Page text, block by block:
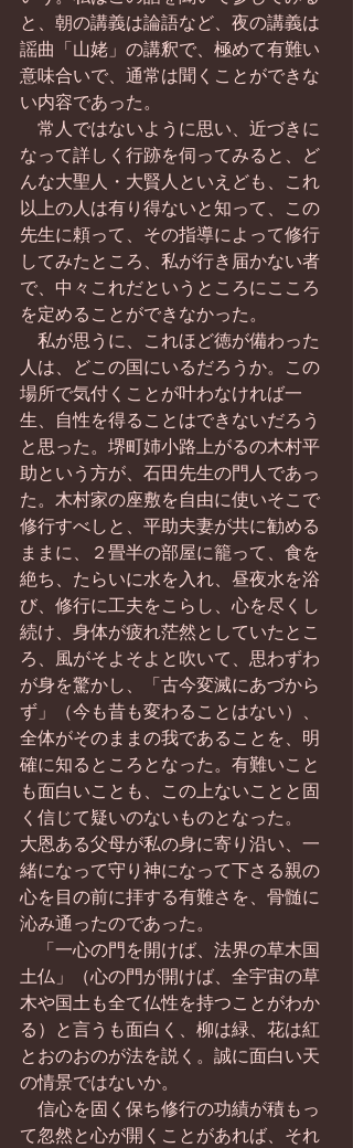
と、朝の講義は論語など、夜の講義は
謡曲「山姥」の講釈で、極めて有難い
意味合いで、通常は聞くことができな
い内容であった。
常人ではないように思い、近づきに
なって詳しく行跡を伺ってみると、ど
んな大聖人・大賢人といえども、これ
以上の人は有り得ないと知って、この
先生に頼って、その指導によって修行
してみたところ、私が行き届かない者
で、中々これだというところにこころ
を定めることができなかった。
私が思うに、これほど徳が備わった
人は、どこの国にいるだろうか。この
場所で気付くことが叶わなければ一
生、自性を得ることはできないだろう
と思った。堺町姉小路上がるの木村平
助という方が、石田先生の門人であっ
た。木村家の座敷を自由に使いそこで
修行すべしと、平助夫妻が共に勧める
ままに、２畳半の部屋に籠って、食を
絶ち、たらいに水を入れ、昼夜水を浴
び、修行に工夫をこらし、心を尽くし
続け、身体が疲れ茫然としていたとこ
ろ、風がそよそよと吹いて、思わずわ
が身を驚かし、「古今変滅にあづから
ず」（今も昔も変わることはない）、
全体がそのままの我であることを、明
確に知るところとなった。有難いこと
も面白いことも、この上ないことと固
く信じて疑いのないものとなった。
大恩ある父母が私の身に寄り沿い、一
緒になって守り神になって下さる親の
心を目の前に拝する有難さを、骨髄に
沁み通ったのであった。
「一心の門を開けば、法界の草木国
土仏」（心の門が開けば、全宇宙の草
木や国土も全て仏性を持つことがわか
る）と言うも面白く、柳は緑、花は紅
とおのおのが法を説く。誠に面白い天
の情景ではないか。
信心を固く保ち修行の功績が積もっ
て忽然と心が開くことがあれば、それ